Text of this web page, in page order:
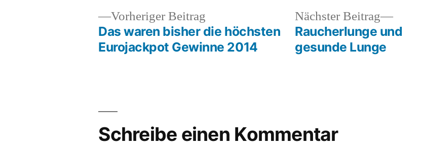
mineral
namen
ruo
Beitragsnavigation
Vorheriger Beitrag
Beitrag:
Das waren bisher die höchsten
Eurojackpot Gewinne 2014
Nächster Beitrag
Raucherlunge und
gesunde Lunge
Schreibe einen Kommentar